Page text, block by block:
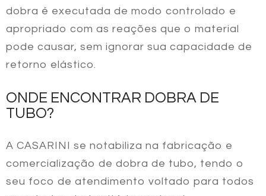
dobra é executada de modo controlado e
apropriado com as reações que o material
pode causar, sem ignorar sua capacidade de
retorno elástico.
ONDE ENCONTRAR DOBRA DE
TUBO?
A CASARINI se notabiliza na fabricação e
comercialização de dobra de tubo, tendo o
seu foco de atendimento voltado para todos